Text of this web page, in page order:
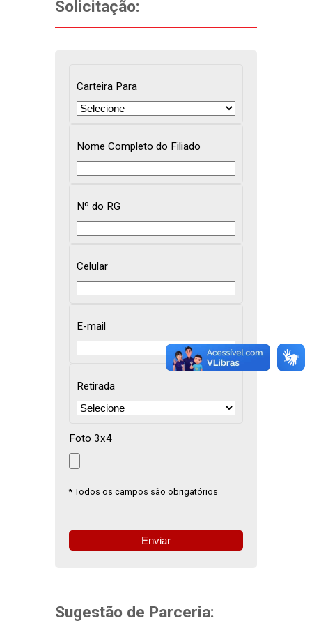
Solicitação:
Carteira Para
Nome Completo do Filiado
Nº do RG
Celular
E-mail
Retirada
Foto 3x4
* Todos os campos são obrigatórios
Sugestão de Parceria: